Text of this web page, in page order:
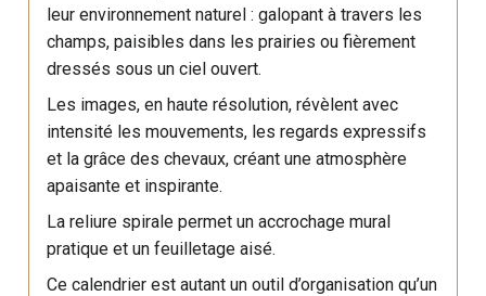
leur environnement naturel : galopant à travers les
champs, paisibles dans les prairies ou fièrement
dressés sous un ciel ouvert.
Les images, en haute résolution, révèlent avec
intensité les mouvements, les regards expressifs
et la grâce des chevaux, créant une atmosphère
apaisante et inspirante.
La reliure spirale permet un accrochage mural
pratique et un feuilletage aisé.
Ce calendrier est autant un outil d’organisation qu’un